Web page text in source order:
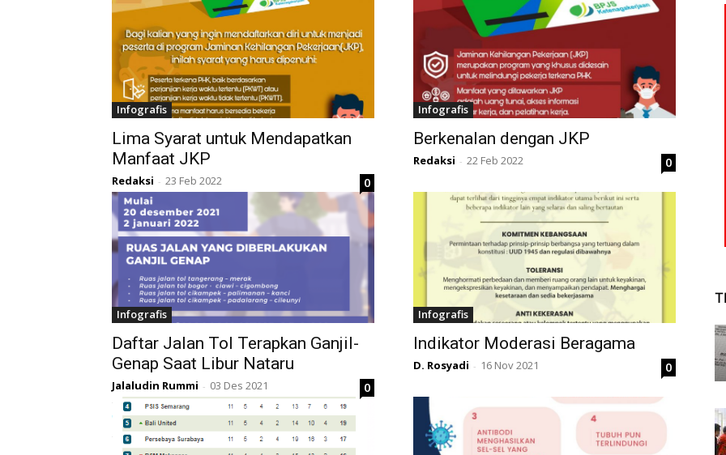
Infografis
Lima Syarat untuk Mendapatkan
Manfaat JKP
Redaksi - 23 Feb 2022 0
Infografis
Berkenalan dengan JKP
Redaksi - 22 Feb 2022 0
Infografis
Daftar Jalan Tol Terapkan Ganjil-
Genap Saat Libur Nataru
Jalaludin Rummi - 03 Des 2021 0
Infografis
Indikator Moderasi Beragama
D. Rosyadi - 16 Nov 2021 0